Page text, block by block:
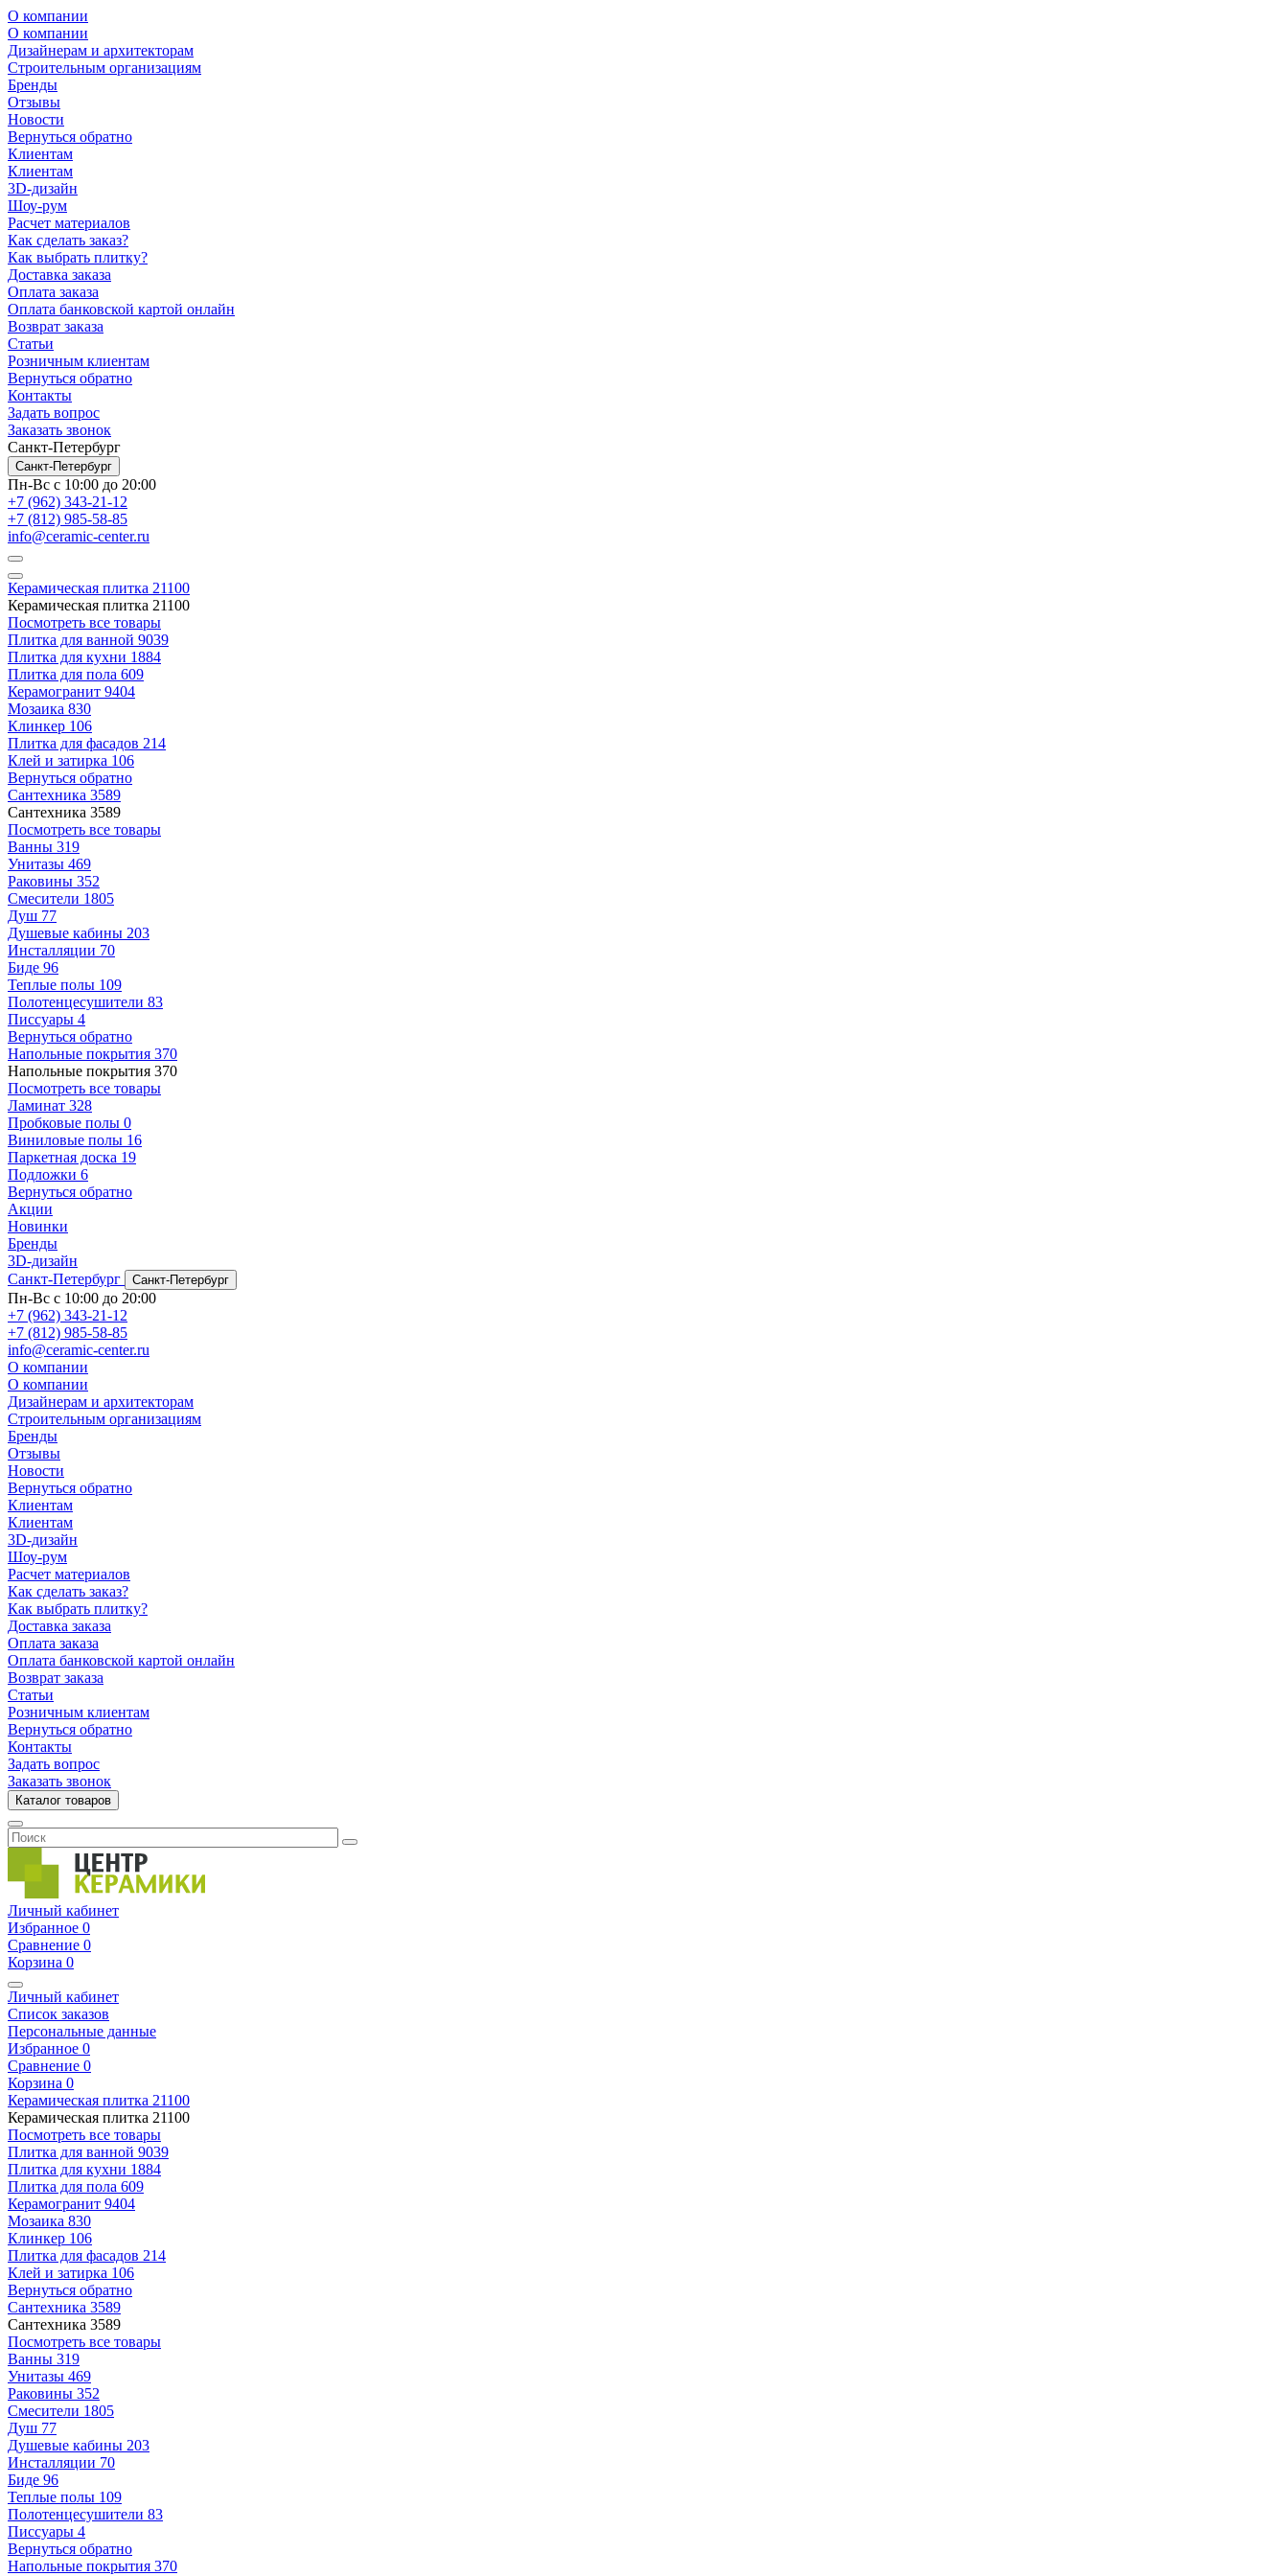
О компании
О компании
Дизайнерам и архитекторам
Строительным организациям
Бренды
Отзывы
Новости
Вернуться обратно
Клиентам
Клиентам
3D-дизайн
Шоу-рум
Расчет материалов
Как сделать заказ?
Как выбрать плитку?
Доставка заказа
Оплата заказа
Оплата банковской картой онлайн
Возврат заказа
Статьи
Розничным клиентам
Вернуться обратно
Контакты
Задать вопрос
Заказать звонок
Санкт-Петербург
Санкт-Петербург
Пн-Вс с 10:00 до 20:00
+7 (962) 343-21-12
+7 (812) 985-58-85
info@ceramic-center.ru
Керамическая плитка 21100
Керамическая плитка 21100
Посмотреть все товары
Плитка для ванной 9039
Плитка для кухни 1884
Плитка для пола 609
Керамогранит 9404
Мозаика 830
Клинкер 106
Плитка для фасадов 214
Клей и затирка 106
Вернуться обратно
Сантехника 3589
Сантехника 3589
Посмотреть все товары
Ванны 319
Унитазы 469
Раковины 352
Смесители 1805
Душ 77
Душевые кабины 203
Инсталляции 70
Биде 96
Теплые полы 109
Полотенцесушители 83
Писсуары 4
Вернуться обратно
Напольные покрытия 370
Напольные покрытия 370
Посмотреть все товары
Ламинат 328
Пробковые полы 0
Виниловые полы 16
Паркетная доска 19
Подложки 6
Вернуться обратно
Акции
Новинки
Бренды
3D-дизайн
Санкт-Петербург
Санкт-Петербург
Пн-Вс с 10:00 до 20:00
+7 (962) 343-21-12
+7 (812) 985-58-85
info@ceramic-center.ru
О компании
О компании
Дизайнерам и архитекторам
Строительным организациям
Бренды
Отзывы
Новости
Вернуться обратно
Клиентам
Клиентам
3D-дизайн
Шоу-рум
Расчет материалов
Как сделать заказ?
Как выбрать плитку?
Доставка заказа
Оплата заказа
Оплата банковской картой онлайн
Возврат заказа
Статьи
Розничным клиентам
Вернуться обратно
Контакты
Задать вопрос
Заказать звонок
Каталог товаров
Личный кабинет
Избранное 0
Сравнение 0
Корзина 0
Личный кабинет
Список заказов
Персональные данные
Избранное 0
Сравнение 0
Корзина 0
Керамическая плитка 21100
Керамическая плитка 21100
Посмотреть все товары
Плитка для ванной 9039
Плитка для кухни 1884
Плитка для пола 609
Керамогранит 9404
Мозаика 830
Клинкер 106
Плитка для фасадов 214
Клей и затирка 106
Вернуться обратно
Сантехника 3589
Сантехника 3589
Посмотреть все товары
Ванны 319
Унитазы 469
Раковины 352
Смесители 1805
Душ 77
Душевые кабины 203
Инсталляции 70
Биде 96
Теплые полы 109
Полотенцесушители 83
Писсуары 4
Вернуться обратно
Напольные покрытия 370